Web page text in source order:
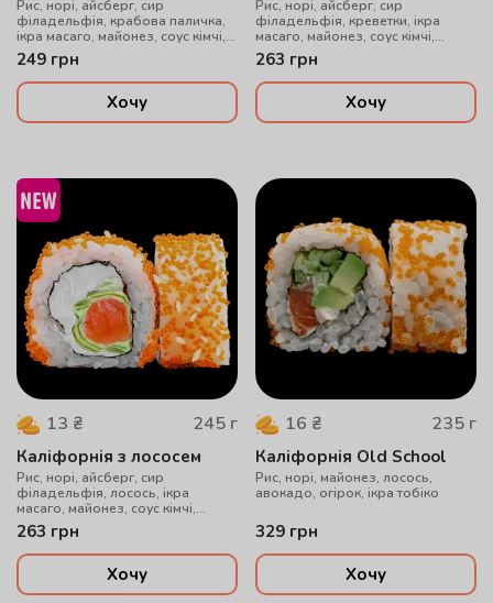
Рис, норі, айсберг, сир
філадельфія, крабова паличка,
ікра масаго, майонез, соус кімчі,
кунжут
249 грн
Хочу
Рис, норі, айсберг, сир
філадельфія, креветки, ікра
масаго, майонез, соус кімчі,
кунжут
263 грн
Хочу
13 ₴ 245 г
Каліфорнія з лососем
Рис, норі, айсберг, сир
філадельфія, лосось, ікра
масаго, майонез, соус кімчі,
кунжут
263 грн
Хочу
16 ₴ 235 г
Каліфорнія Old School
Рис, норі, майонез, лосось,
авокадо, огірок, ікра тобіко
329 грн
Хочу